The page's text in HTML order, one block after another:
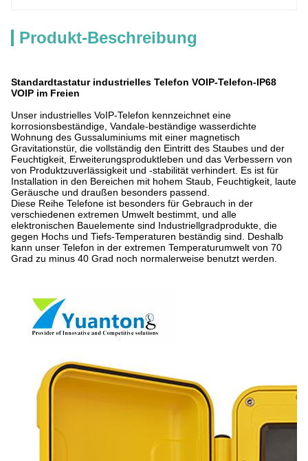
Produkt-Beschreibung
Standardtastatur industrielles Telefon VOIP-Telefon-IP68
VOIP im Freien
Unser industrielles VoIP-Telefon kennzeichnet eine
korrosionsbeständige, Vandale-beständige wasserdichte
Wohnung des Gussaluminiums mit einer magnetisch
Gravitationstür, die vollständig den Eintritt des Staubes und der
Feuchtigkeit, Erweiterungsproduktleben und das Verbessern von
von Produktzuverlässigkeit und -stabilität verhindert. Es ist für
Installation in den Bereichen mit hohem Staub, Feuchtigkeit, laute
Geräusche und draußen besonders passend.
Diese Reihe Telefone ist besonders für Gebrauch in der
verschiedenen extremen Umwelt bestimmt, und alle
elektronischen Bauelemente sind Industriellgradprodukte, die
gegen Hochs und Tiefs-Temperaturen beständig sind. Deshalb
kann unser Telefon in der extremen Temperaturumwelt von 70
Grad zu minus 40 Grad noch normalerweise benutzt werden.